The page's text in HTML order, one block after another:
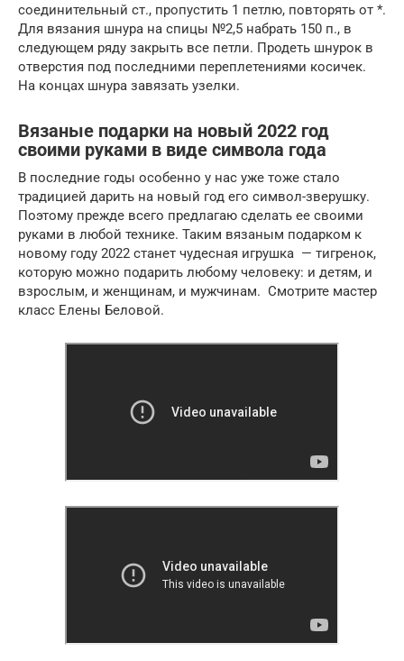
соединительный ст., пропустить 1 петлю, повторять от *.
Для вязания шнура на спицы №2,5 набрать 150 п., в
следующем ряду закрыть все петли. Продеть шнурок в
отверстия под последними переплетениями косичек.
На концах шнура завязать узелки.
Вязаные подарки на новый 2022 год
своими руками в виде символа года
В последние годы особенно у нас уже тоже стало
традицией дарить на новый год его символ-зверушку.
Поэтому прежде всего предлагаю сделать ее своими
руками в любой технике. Таким вязаным подарком к
новому году 2022 станет чудесная игрушка — тигренок,
которую можно подарить любому человеку: и детям, и
взрослым, и женщинам, и мужчинам. Смотрите мастер
класс Елены Беловой.